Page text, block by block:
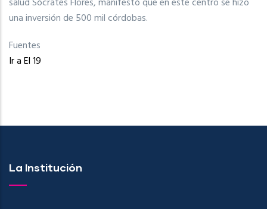
salud Sócrates Flores, manifestó que en este centro se hizo
una inversión de 500 mil córdobas.
Fuentes
Ir a El 19
La Institución